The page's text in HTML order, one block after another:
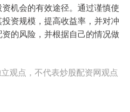
机会的有效途径。通过谨慎使
资规模，提高收益率，并对冲
的风险，并根据自己的情况做
观点，不代表炒股配资网观点